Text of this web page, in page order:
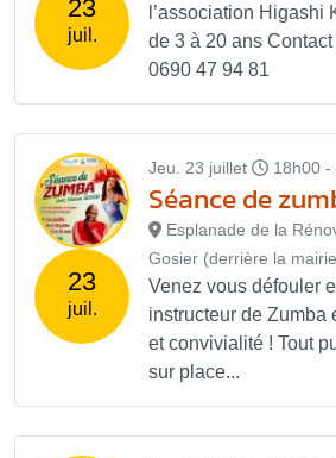
23
juil.
l’association Higashi
de 3 à 20 ans
0690 47 94 81
23
juil.
Jeu. 23 juillet 18h00 -
Séance de
Esplanade de la
Gosier (derrière la
Venez vous défouler
instructeur de Zumba
et convivialité ! Tout
sur place...